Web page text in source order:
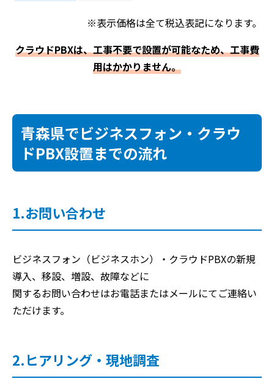
※表示価格は全て税込表記になります。
クラウドPBXは、工事不要で設置が可能なため、工事費
用はかかりません。
青森県でビジネスフォン・クラウ
ドPBX設置までの流れ
1.お問い合わせ
ビジネスフォン（ビジネスホン）・クラウドPBXの新規
導入、移設、増設、故障などに
関するお問い合わせはお電話またはメールにてご連絡い
ただけます。
2.ヒアリング・現地調査